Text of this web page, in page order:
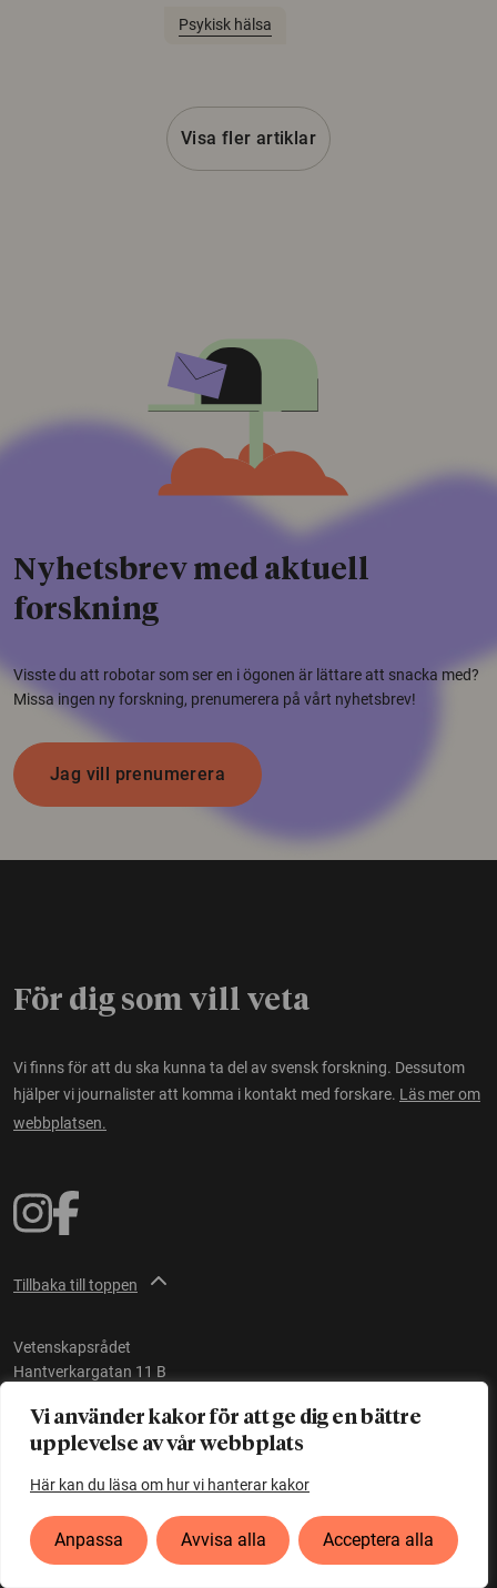
Vi använder kakor för att ge dig en bättre
upplevelse av vår webbplats
Här kan du läsa om hur vi hanterar kakor
Anpassa Avvisa alla Acceptera alla
Psykisk hälsa
Visa fler artiklar
Nyhetsbrev med aktuell
forskning
Visste du att robotar som ser en i ögonen är lättare att snacka med?
Missa ingen ny forskning, prenumerera på vårt nyhetsbrev!
Jag vill prenumerera
För dig som vill veta
Vi finns för att du ska kunna ta del av svensk forskning. Dessutom
hjälper vi journalister att komma i kontakt med forskare. Läs mer om
webbplatsen.
Tillbaka till toppen
Vetenskapsrådet
Hantverkargatan 11 B
E-post:red@forskning.se
Tillgänglighet
Ett initiativ avVetenskapsrådet